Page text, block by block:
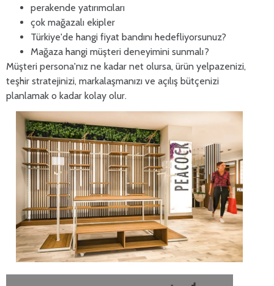
perakende yatırımcıları
çok mağazalı ekipler
Türkiye'de hangi fiyat bandını hedefliyorsunuz?
Mağaza hangi müşteri deneyimini sunmalı?
Müşteri persona'nız ne kadar net olursa, ürün yelpazenizi,
teşhir stratejinizi, markalaşmanızı ve açılış bütçenizi
planlamak o kadar kolay olur.